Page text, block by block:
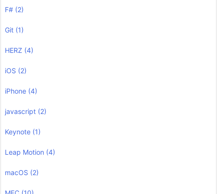
F# (2)
Git (1)
HERZ (4)
iOS (2)
iPhone (4)
javascript (2)
Keynote (1)
Leap Motion (4)
macOS (2)